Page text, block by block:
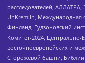
расследователей,
UnKremlin, Международная
Финланд, Гудзоновский
Комитет-2024, Центрально-
восточноевропейских и
Сторожевой башни, Библии